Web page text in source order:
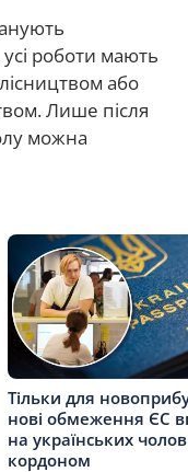
роботи мають
або
Лише після
можна
Тільки для
нові обмеження ЄС
на українських
кордоном